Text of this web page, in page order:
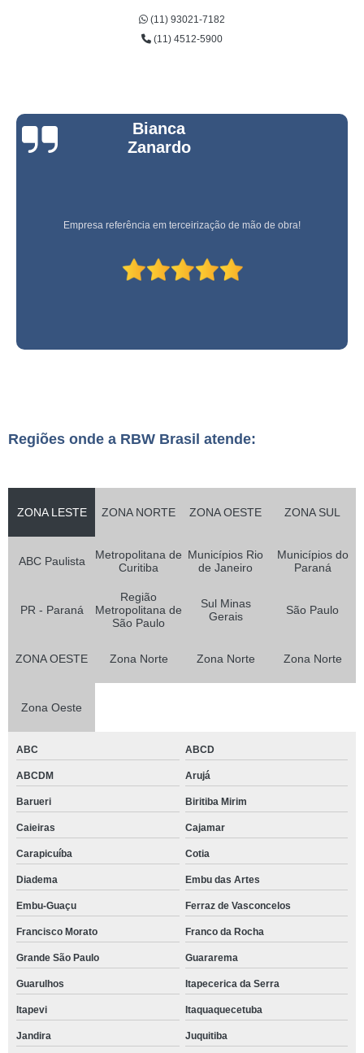
(11) 93021-7182
(11) 4512-5900
Bianca
Zanardo
Empresa referência em terceirização de mão de obra!
Regiões onde a RBW Brasil atende:
ZONA LESTE ZONA NORTE ZONA OESTE ZONA SUL
ABC Paulista
Metropolitana de
Curitiba
Municípios Rio
de Janeiro
Municípios do
Paraná
PR - Paraná
Região
Metropolitana de
São Paulo
Sul Minas
Gerais
São Paulo
ZONA OESTE Zona Norte Zona Norte Zona Norte
Zona Oeste
ABC ABCD
ABCDM Arujá
Barueri Biritiba Mirim
Caieiras Cajamar
Carapicuíba Cotia
Diadema Embu das Artes
Embu-Guaçu Ferraz de Vasconcelos
Francisco Morato Franco da Rocha
Grande São Paulo Guararema
Guarulhos Itapecerica da Serra
Itapevi Itaquaquecetuba
Jandira Juquitiba